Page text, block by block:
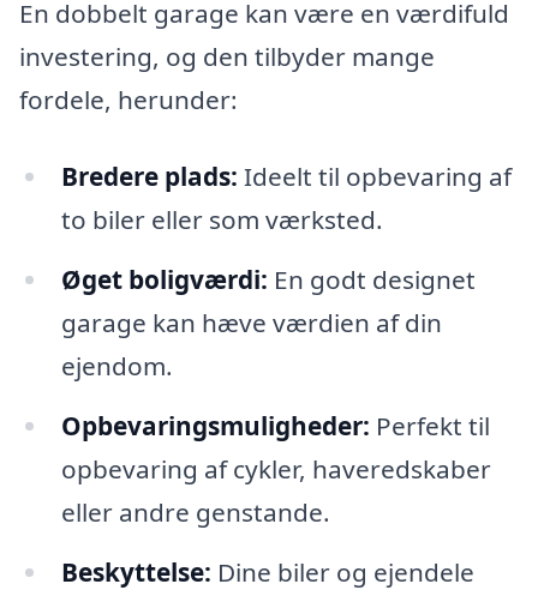
En dobbelt garage kan være en værdifuld
investering, og den tilbyder mange
fordele, herunder:
Bredere plads: Ideelt til opbevaring af
to biler eller som værksted.
Øget boligværdi: En godt designet
garage kan hæve værdien af din
ejendom.
Opbevaringsmuligheder: Perfekt til
opbevaring af cykler, haveredskaber
eller andre genstande.
Beskyttelse: Dine biler og ejendele